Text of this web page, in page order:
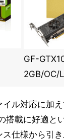
GF-
2GB/OC/
ル対応に加
搭載に好適と
仕様から引